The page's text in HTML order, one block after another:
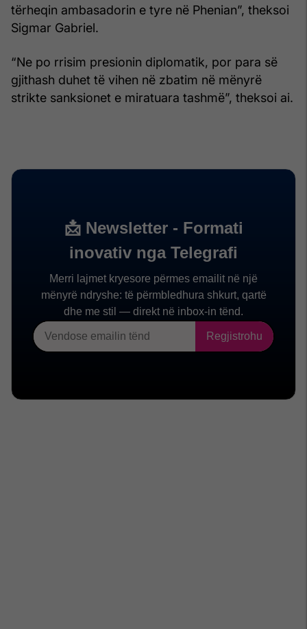
tërheqin ambasadorin e tyre në Phenian”, theksoi
Sigmar Gabriel.
“Ne po rrisim presionin diplomatik, por para së
gjithash duhet të vihen në zbatim në mënyrë
strikte sanksionet e miratuara tashmë”, theksoi ai.